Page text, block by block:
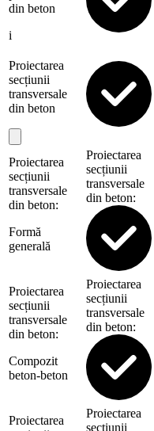
din beton
i
Proiectarea
secțiunii
transversale
din beton
Proiectarea
secțiunii
transversale
din beton:
Formă
generală
Proiectarea
secțiunii
transversale
din beton:
Proiectarea
secțiunii
transversale
din beton:
Compozit
beton-beton
Proiectarea
secțiunii
transversale
din beton:
Proiectarea
Proiectarea
secțiunii